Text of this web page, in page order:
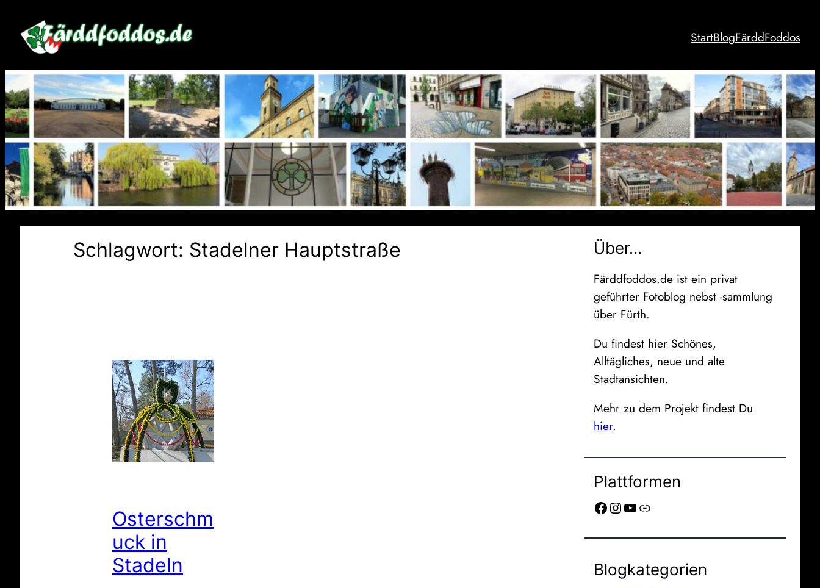
Inhalt
springen
StartBlogFärddFoddos
Schlagwort: Stadelner Hauptstraße
Osterschm
uck in
Stadeln
Über…
Färddfoddos.de ist ein privat
geführter Fotoblog nebst -sammlung
über Fürth.
Du findest hier Schönes,
Alltägliches, neue und alte
Stadtansichten.
Mehr zu dem Projekt findest Du
hier.
Plattformen
Facebook Instagram YouTube Link
Blogkategorien